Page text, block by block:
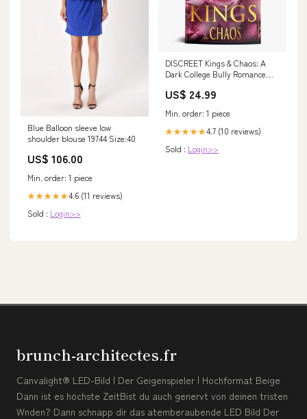
Blue Balloon sleeve low
shoulder blouse 19744 Size:40
US$ 106.00
Min. order: 1 piece
★★★★★4.6 (11 reviews)
Sold : Login>>
DISCREET Kings & Chaos: A
Dark College Bully Romance
SIGNED DISCREET
US$ 24.99
Min. order: 1 piece
★★★★★4.7 (10 reviews)
Sold : Login>>
brunch-architectes.fr
Canvalight® LED-Bild | Der Geigenspieler | Hochformat Beige
Dann ist es höchste ZeitBist du auch genervt von deinen tristen
Wnden? Dann schnapp dir das atemberaubende LED Bild Der